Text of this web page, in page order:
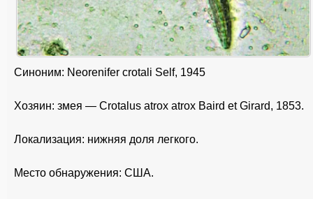
Синоним: Neorenifer crotali Self, 1945
Хозяин: змея — Crotalus atrox atrox Baird et Girard, 1853.
Локализация: нижняя доля легкого.
Место обнаружения: США.